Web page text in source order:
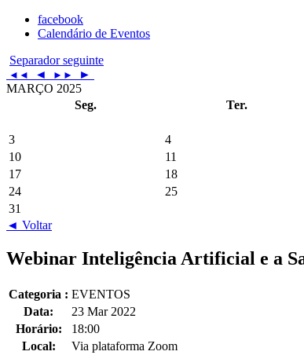
facebook
Calendário de Eventos
Separador seguinte
◄◄ ◄ ►►
►
MARÇO 2025
Seg.
Ter.
3
4
10
11
17
18
24
25
31
◄ Voltar
Webinar Inteligência Artificial e a
Categoria : EVENTOS
Data:
23 Mar 2022
Horário:
18:00
Local:
Via plataforma Zoom